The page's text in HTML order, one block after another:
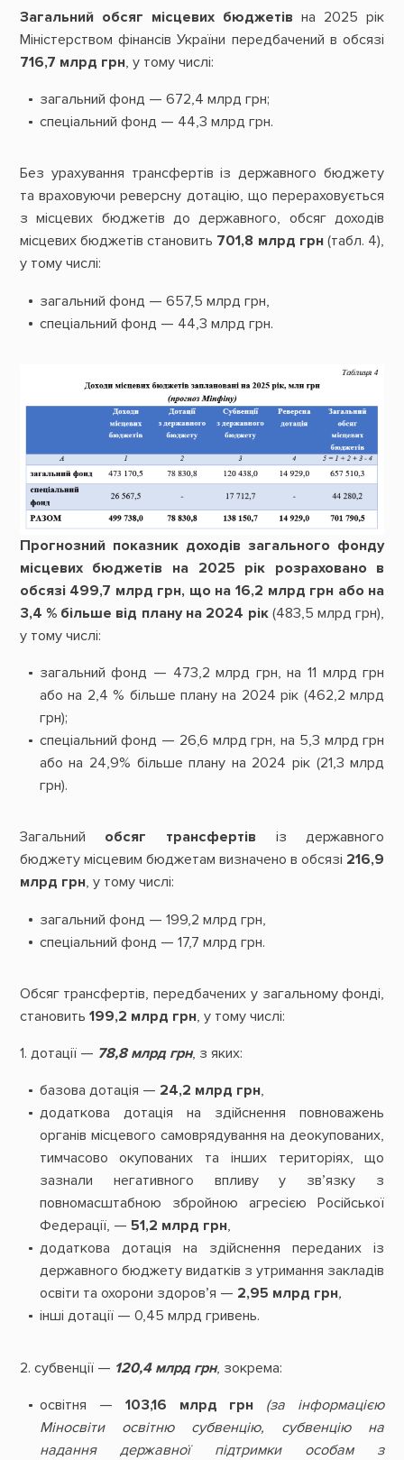
Загальний обсяг місцевих бюджетів на 2025 рік
Міністерством фінансів України передбачений в обсязі
716,7 млрд грн, у тому числі:
загальний фонд — 672,4 млрд грн;
спеціальний фонд — 44,3 млрд грн.
Без урахування трансфертів із державного бюджету
та враховуючи реверсну дотацію, що перераховується
з місцевих бюджетів до державного, обсяг доходів
місцевих бюджетів становить 701,8 млрд грн(табл. 4),
у тому числі:
загальний фонд — 657,5 млрд грн,
спеціальний фонд — 44,3 млрд грн.
Прогнозний показник доходів загального фонду
місцевих бюджетів на 2025 рік розраховано в
обсязі 499,7 млрд грн, що на 16,2 млрд грн або на
3,4 % більше від плану на 2024 рік(483,5 млрд грн),
у тому числі:
загальний фонд — 473,2 млрд грн, на 11 млрд грн
або на 2,4 % більше плану на 2024 рік (462,2 млрд
грн);
спеціальний фонд — 26,6 млрд грн, на 5,3 млрд грн
або на 24,9% більше плану на 2024 рік (21,3 млрд
грн).
Загальний обсяг трансфертів із державного
бюджету місцевим бюджетам визначено в обсязі 216,9
млрд грн, у тому числі:
загальний фонд — 199,2 млрд грн,
спеціальний фонд — 17,7 млрд грн.
Обсяг трансфертів, передбачених у загальному фонді,
становить 199,2 млрд грн, у тому числі:
1. дотації — 78,8 млрд грн, з яких:
базова дотація — 24,2 млрд грн,
додаткова дотація на здійснення повноважень
органів місцевого самоврядування на деокупованих,
тимчасово окупованих та інших територіях, що
зазнали негативного впливу у зв’язку з
повномасштабною збройною агресією Російської
Федерації, — 51,2 млрд грн,
додаткова дотація на здійснення переданих із
державного бюджету видатків з утримання закладів
освіти та охорони здоров’я — 2,95 млрд грн,
інші дотації — 0,45 млрд гривень.
2. субвенції — 120,4 млрд грн, зокрема:
освітня — 103,16 млрд грн (за інформацією
Міносвіти освітню субвенцію, субвенцію на
надання державної підтримки особам з